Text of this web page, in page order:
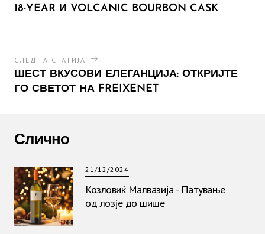
18-YEAR И VOLCANIC BOURBON CASK
СЛЕДНА СТАТИЈА
ШЕСТ ВКУСОВИ ЕЛЕГАНЦИЈА: ОТКРИЈТЕ
ГО СВЕТОТ НА FREIXENET
Слично
21/12/2024
Козловиќ Малвазија - Патување
од лозје до шише